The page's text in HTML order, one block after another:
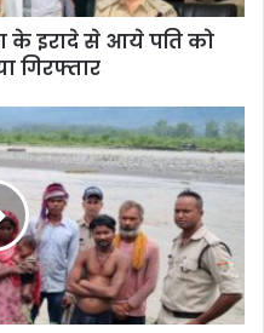
के इरादे से आये पति को
गिरफ्तार